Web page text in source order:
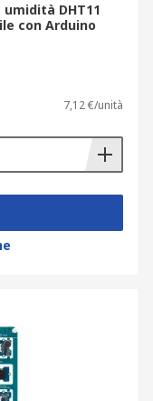
DHT11
con Arduino
7,12 €/unità